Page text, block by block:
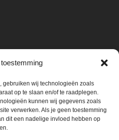
gebruiken wij technologieën zoals
op te slaan en/of te raadplegen.
kunnen wij gegevens zoals
verwerken. Als je geen toestemming
dit een nadelige invloed hebben op